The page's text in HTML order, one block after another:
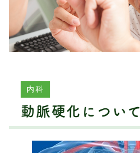
内科
動脈硬化について